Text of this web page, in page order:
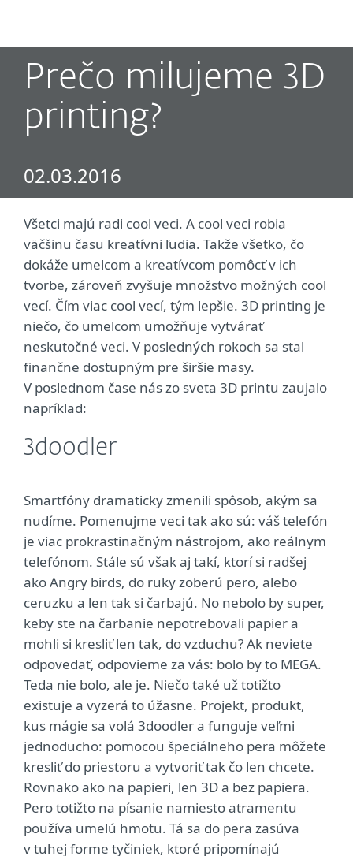
Prečo milujeme 3D
printing?
02.03.2016
Všetci majú radi cool veci. A cool veci robia
väčšinu času kreatívni ľudia. Takže všetko, čo
dokáže umelcom a kreatívcom pomôcť v ich
tvorbe, zároveň zvyšuje množstvo možných cool
vecí. Čím viac cool vecí, tým lepšie. 3D printing je
niečo, čo umelcom umožňuje vytvárať
neskutočné veci. V posledných rokoch sa stal
finančne dostupným pre širšie masy.
V poslednom čase nás zo sveta 3D printu zaujalo
napríklad:
3doodler
Smartfóny dramaticky zmenili spôsob, akým sa
nudíme. Pomenujme veci tak ako sú: váš telefón
je viac prokrastinačným nástrojom, ako reálnym
telefónom. Stále sú však aj takí, ktorí si radšej
ako Angry birds, do ruky zoberú pero, alebo
ceruzku a len tak si čarbajú. No nebolo by super,
keby ste na čarbanie nepotrebovali papier a
mohli si kresliť len tak, do vzduchu? Ak neviete
odpovedať, odpovieme za vás: bolo by to MEGA.
Teda nie bolo, ale je. Niečo také už totižto
existuje a vyzerá to úžasne. Projekt, produkt,
kus mágie sa volá 3doodler a funguje veľmi
jednoducho: pomocou špeciálneho pera môžete
kresliť do priestoru a vytvoriť tak čo len chcete.
Rovnako ako na papieri, len 3D a bez papiera.
Pero totižto na písanie namiesto atramentu
používa umelú hmotu. Tá sa do pera zasúva
v tuhej forme tyčiniek, ktoré pripomínajú